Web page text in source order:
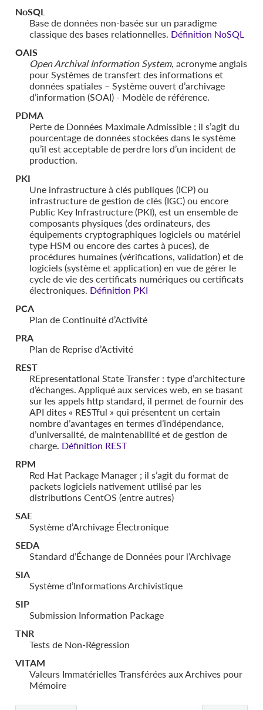
NoSQL
Base de données non-basée sur un paradigme
classique des bases relationnelles. Définition NoSQL
OAIS
Open Archival Information System, acronyme anglais
pour Systèmes de transfert des informations et
données spatiales – Système ouvert d’archivage
d’information (SOAI) - Modèle de référence.
PDMA
Perte de Données Maximale Admissible ; il s’agit du
pourcentage de données stockées dans le système
qu’il est acceptable de perdre lors d’un incident de
production.
PKI
Une infrastructure à clés publiques (ICP) ou
infrastructure de gestion de clés (IGC) ou encore
Public Key Infrastructure (PKI), est un ensemble de
composants physiques (des ordinateurs, des
équipements cryptographiques logiciels ou matériel
type HSM ou encore des cartes à puces), de
procédures humaines (vérifications, validation) et de
logiciels (système et application) en vue de gérer le
cycle de vie des certificats numériques ou certificats
électroniques. Définition PKI
PCA
Plan de Continuité d’Activité
PRA
Plan de Reprise d’Activité
REST
REpresentational State Transfer : type d’architecture
d’échanges. Appliqué aux services web, en se basant
sur les appels http standard, il permet de fournir des
API dites « RESTful » qui présentent un certain
nombre d’avantages en termes d’indépendance,
d’universalité, de maintenabilité et de gestion de
charge. Définition REST
RPM
Red Hat Package Manager ; il s’agit du format de
packets logiciels nativement utilisé par les
distributions CentOS (entre autres)
SAE
Système d’Archivage Électronique
SEDA
Standard d’Échange de Données pour l’Archivage
SIA
Système d’Informations Archivistique
SIP
Submission Information Package
TNR
Tests de Non-Régression
VITAM
Valeurs Immatérielles Transférées aux Archives pour
Mémoire